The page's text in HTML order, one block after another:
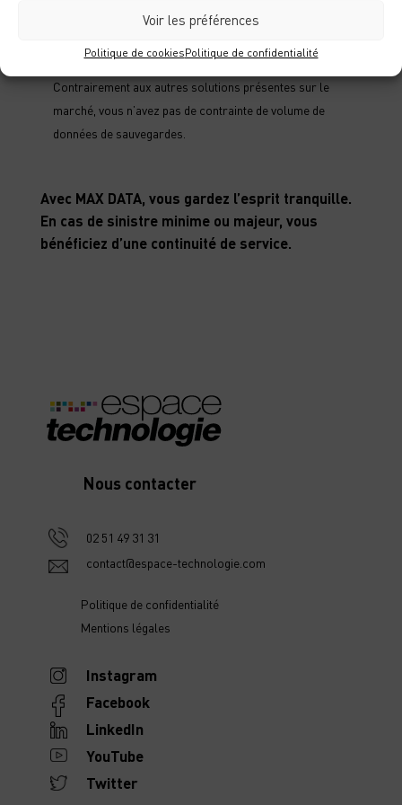
Voir les préférences
Politique de cookiesPolitique de confidentialité
sécurité et conformité, et ce dans tous les secteurs, y
Volume de données illimité
Contrairement aux autres solutions présentes sur le
marché, vous n’avez pas de contrainte de volume de
données de sauvegardes.
Avec MAX DATA, vous gardez l’esprit tranquille.
En cas de sinistre minime ou majeur, vous
bénéficiez d’une continuité de service.
Nous contacter
02 51 49 31 31
contact@espace-technologie.com
Politique de confidentialité
Mentions légales
Instagram
Facebook
LinkedIn
YouTube
Twitter